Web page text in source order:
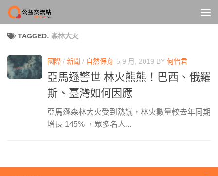
Skip to content
TAGGED: 森林大火
國際 / 新聞 / 自然保育 5 9 月, 2019 BY 何怡君
亞馬遜警世 林火熊熊！巴西、俄羅
斯、臺灣如何因應
亞馬遜森林大火受到熱議，林火數量較去年同期
增長 145% ，眾多名人...